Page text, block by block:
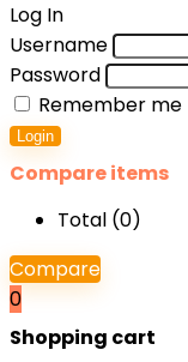
Log In
Username
Password
Remember me
Login
Compare items
Total (0)
Compare
0
Shopping cart